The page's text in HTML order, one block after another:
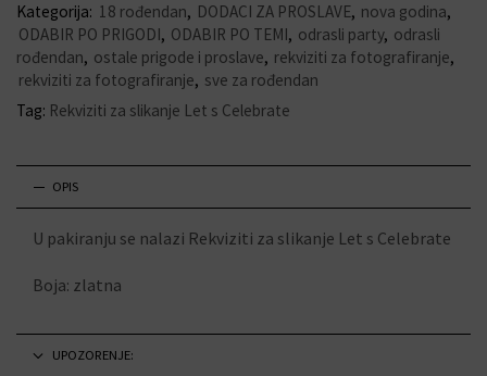
Kategorija: 18 rođendan, DODACI ZA PROSLAVE, nova godina,
ODABIR PO PRIGODI, ODABIR PO TEMI, odrasli party, odrasli
rođendan, ostale prigode i proslave, rekviziti za fotografiranje,
rekviziti za fotografiranje, sve za rođendan
Tag: Rekviziti za slikanje Let s Celebrate
OPIS
U pakiranju se nalazi Rekviziti za slikanje Let s Celebrate
Boja: zlatna
UPOZORENJE: